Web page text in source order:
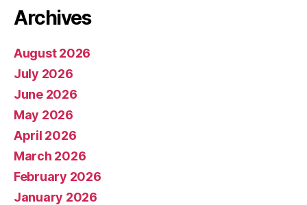
Archives
August 2026
July 2026
June 2026
May 2026
April 2026
March 2026
February 2026
January 2026